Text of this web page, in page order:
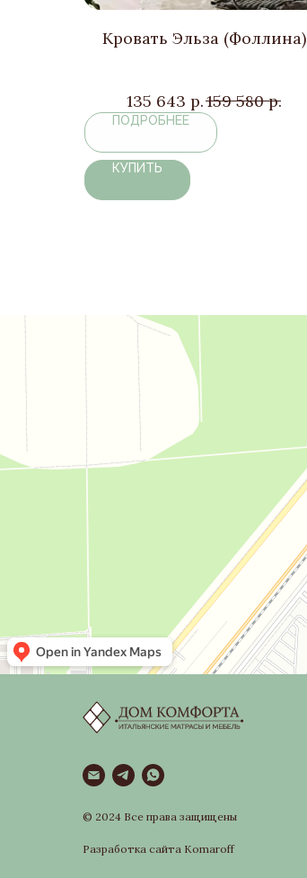
Кровать Эльза (Фоллина)
135 643 р.159 580 р.
ПОДРОБНЕЕ
КУПИТЬ
Магазин мебели в Москве и Московской области
Мягкая мебель в Москве и Московской области
© 2024 Все права защищены
Разработка сайта Komaroff